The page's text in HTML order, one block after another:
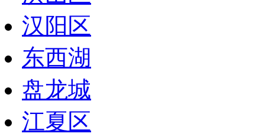
汉阳区
东西湖
盘龙城
江夏区